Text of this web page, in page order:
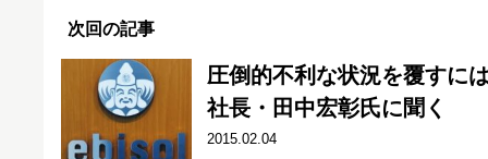
次回の記事
圧倒的不利な状況を覆すに
社長・田中宏彰氏に聞く
2015.02.04